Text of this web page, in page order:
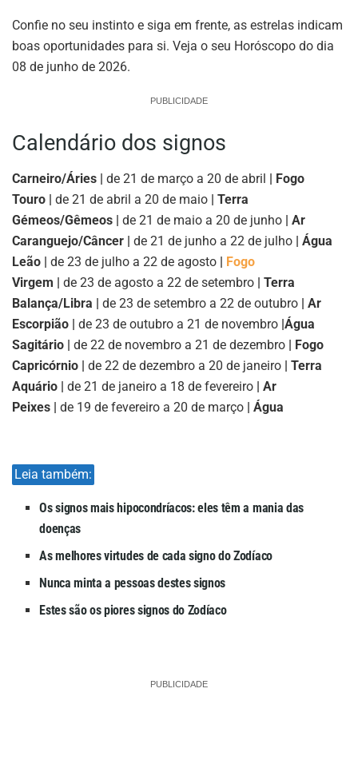
Confie no seu instinto e siga em frente, as estrelas indicam
boas oportunidades para si. Veja o seu Horóscopo do dia
08 de junho de 2026.
PUBLICIDADE
Calendário dos signos
Carneiro/Áries | de 21 de março a 20 de abril | Fogo
Touro | de 21 de abril a 20 de maio | Terra
Gémeos/Gêmeos | de 21 de maio a 20 de junho | Ar
Caranguejo/Câncer | de 21 de junho a 22 de julho | Água
Leão | de 23 de julho a 22 de agosto | Fogo
Virgem | de 23 de agosto a 22 de setembro | Terra
Balança/Libra | de 23 de setembro a 22 de outubro | Ar
Escorpião | de 23 de outubro a 21 de novembro |Água
Sagitário | de 22 de novembro a 21 de dezembro | Fogo
Capricórnio | de 22 de dezembro a 20 de janeiro | Terra
Aquário | de 21 de janeiro a 18 de fevereiro | Ar
Peixes | de 19 de fevereiro a 20 de março | Água
Leia também:
Os signos mais hipocondríacos: eles têm a mania das
doenças
As melhores virtudes de cada signo do Zodíaco
Nunca minta a pessoas destes signos
Estes são os piores signos do Zodíaco
PUBLICIDADE